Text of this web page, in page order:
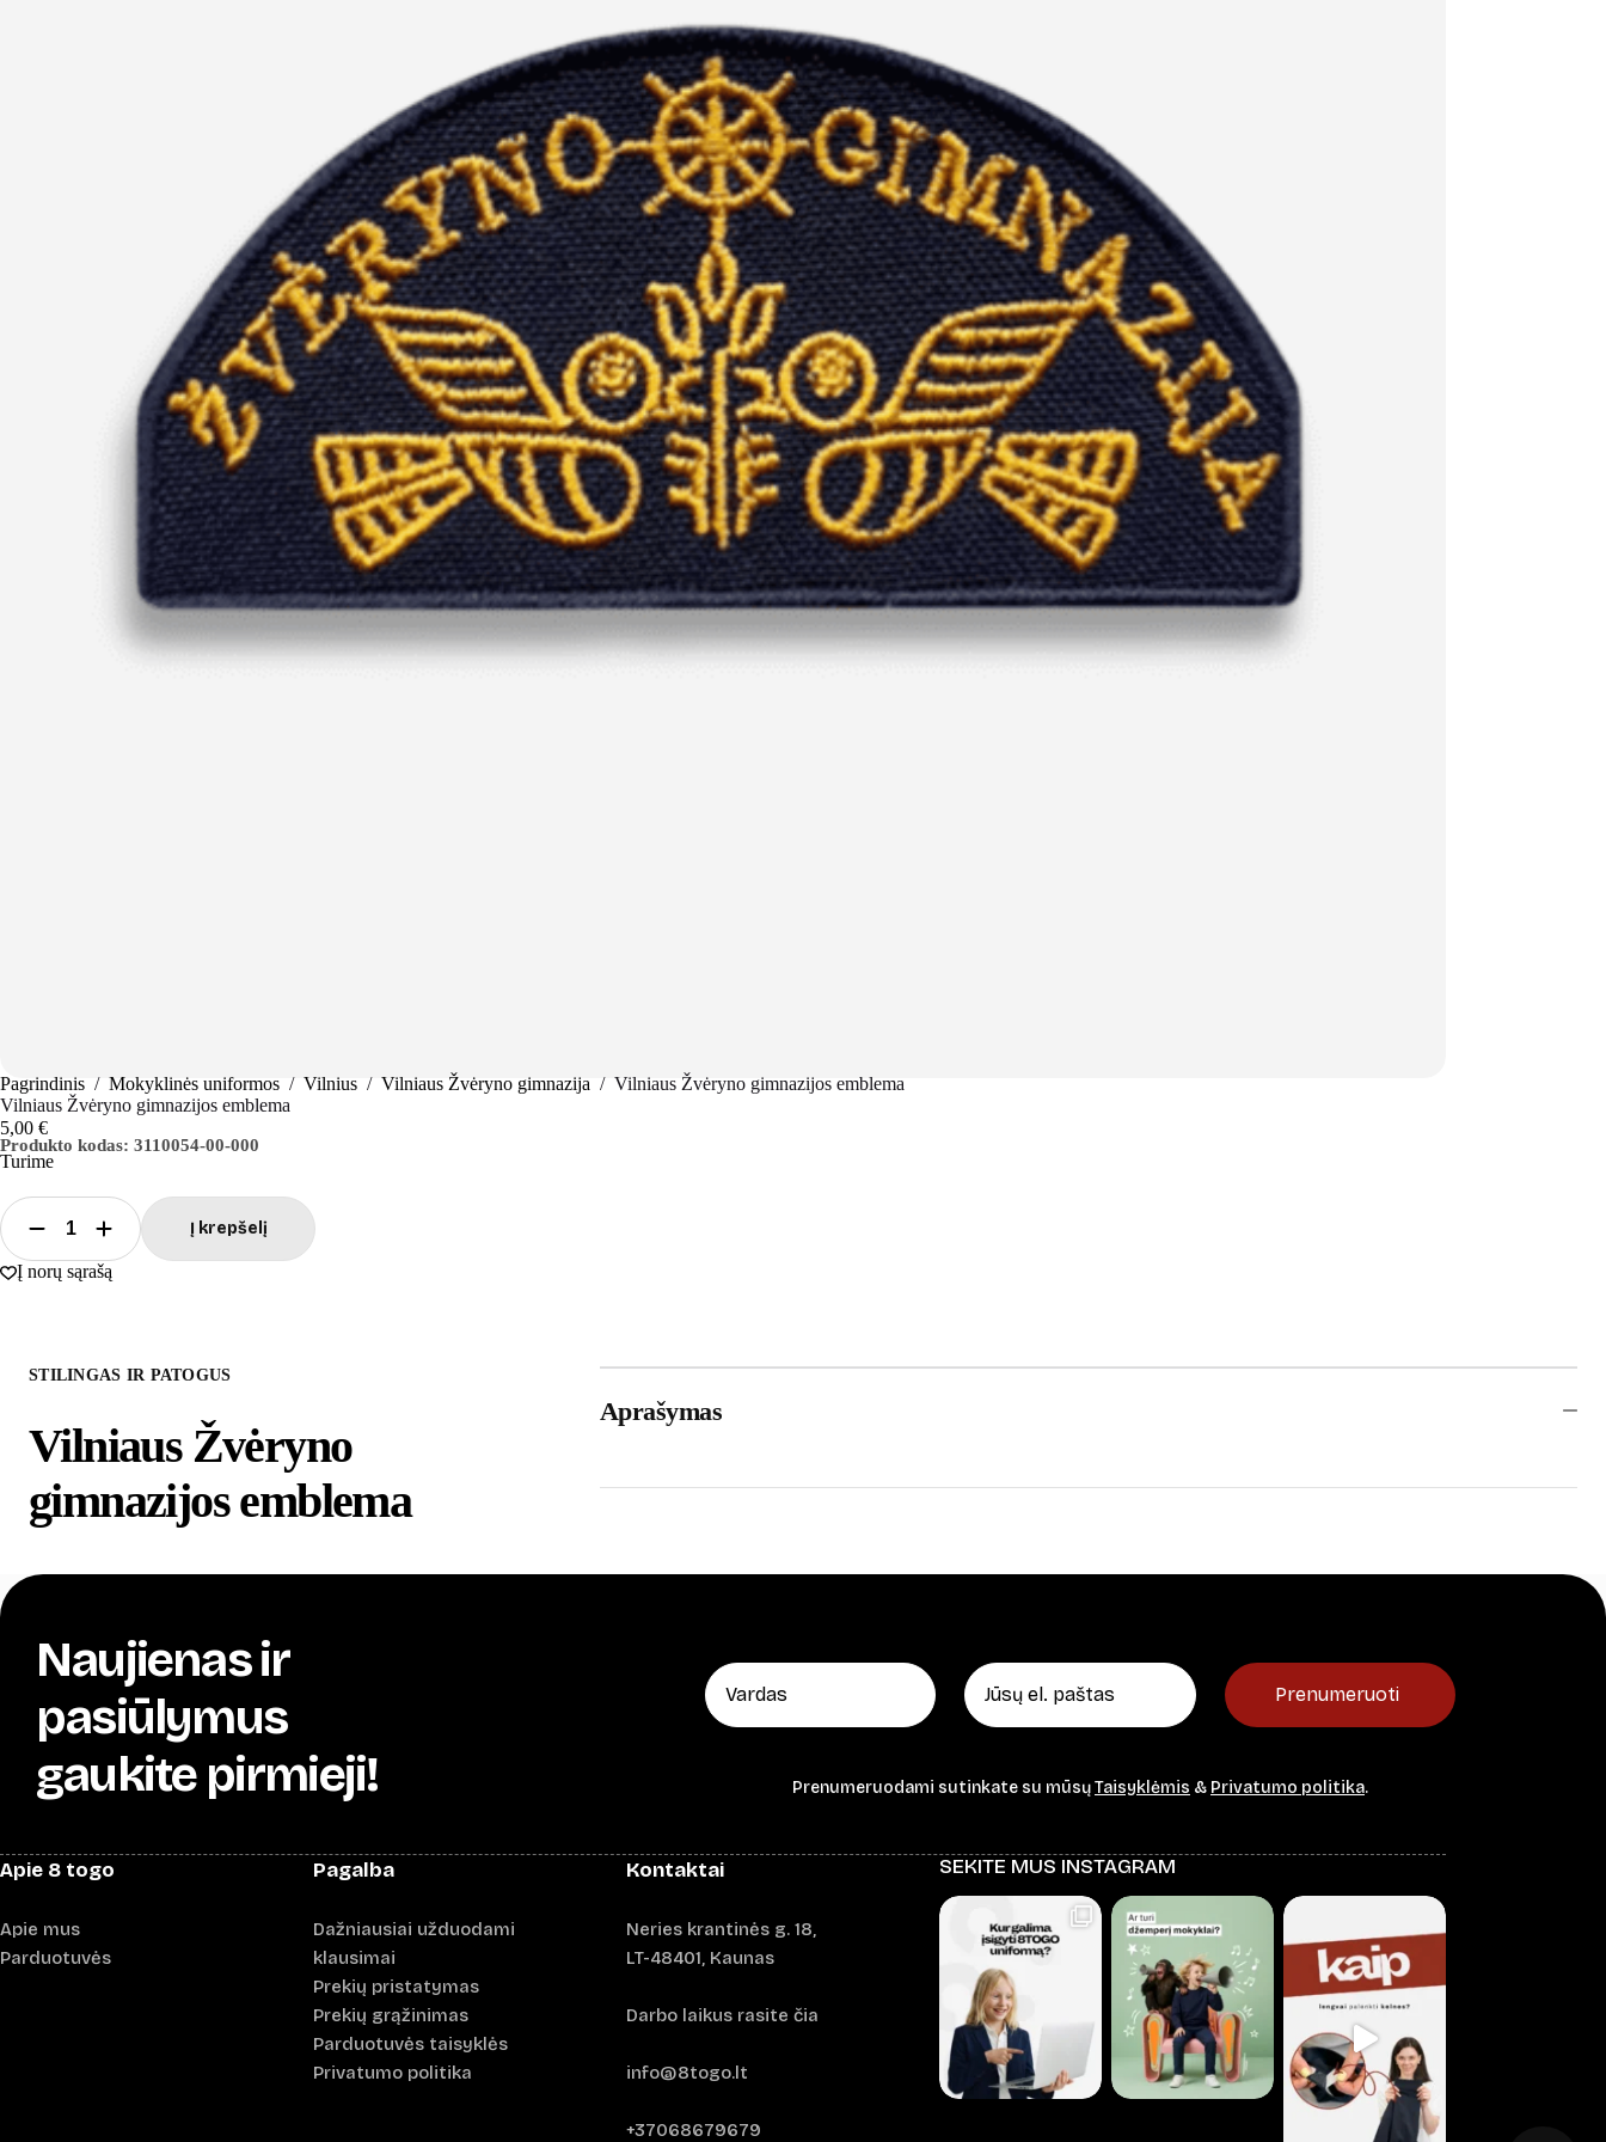
Pagrindinis / Mokyklinės uniformos / Vilnius / Vilniaus Žvėryno gimnazija / Vilniaus Žvėryno gimnazijos emblema
Vilniaus Žvėryno gimnazijos emblema
Produkto kodas: 3110054-00-000
5,00 €
Turime
produkto
kiekis:
Vilniaus
Į krepšelį
Į norų sąrašą
STILINGAS IR PATOGUS
Vilniaus Žvėryno
gimnazijos emblema
Aprašymas
Naujienas ir
pasiūlymus
gaukite pirmieji!
Prenumeruoti
Prenumeruodami sutinkate su mūsųTaisyklėmis & Privatumo politika.
Apie 8 togo
Apie mus
Parduotuvės
Pagalba
Dažniausiai užduodami
klausimai
Prekių pristatymas
Prekių grąžinimas
Parduotuvės taisyklės
Privatumo politika
Kontaktai
Neries krantinės g. 18,
LT-48401, Kaunas
Darbo laikus rasite čia
info@8togo.lt
+37068679679
SEKITE MUS INSTAGRAM